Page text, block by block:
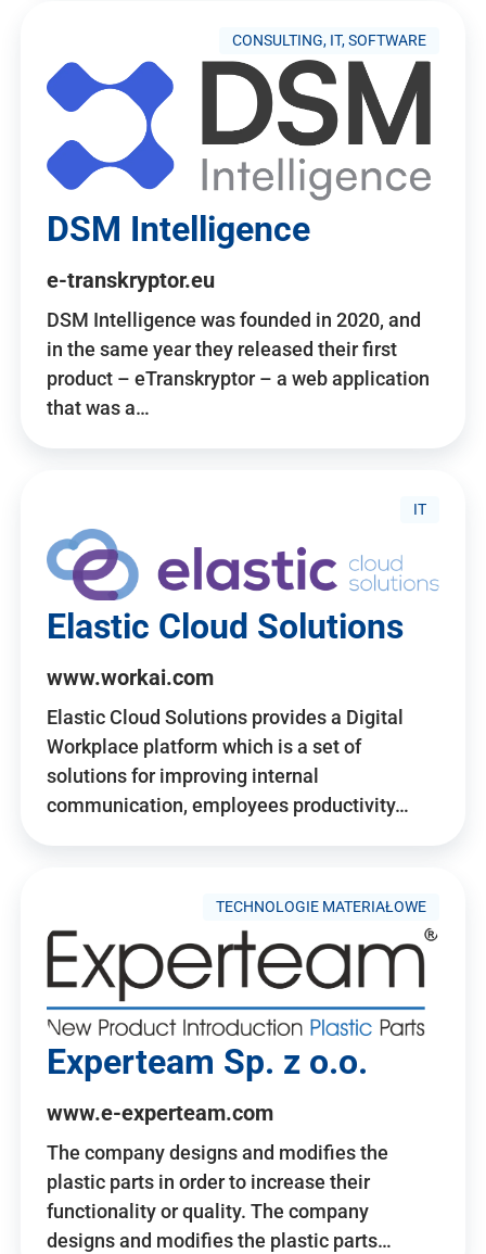
CONSULTING, IT, SOFTWARE
DSM Intelligence
e-transkryptor.eu
DSM Intelligence was founded in 2020, and
in the same year they released their first
product – eTranskryptor – a web application
that was a…
IT
Elastic Cloud Solutions
www.workai.com
Elastic Cloud Solutions provides a Digital
Workplace platform which is a set of
solutions for improving internal
communication, employees productivity…
TECHNOLOGIE MATERIAŁOWE
Experteam Sp. z o.o.
www.e-experteam.com
The company designs and modifies the
plastic parts in order to increase their
functionality or quality. The company
designs and modifies the plastic parts…